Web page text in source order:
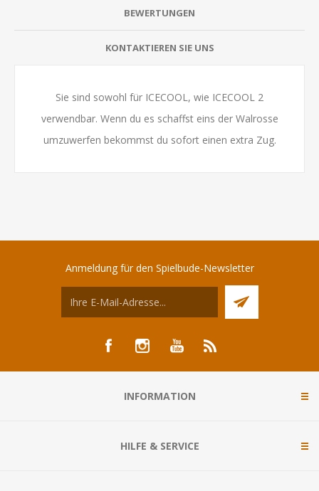
BEWERTUNGEN
KONTAKTIEREN SIE UNS
Sie sind sowohl für ICECOOL, wie ICECOOL 2
verwendbar. Wenn du es schaffst eins der Walrosse
umzuwerfen bekommst du sofort einen extra Zug.
Anmeldung für den Spielbude-Newsletter
INFORMATION
HILFE & SERVICE